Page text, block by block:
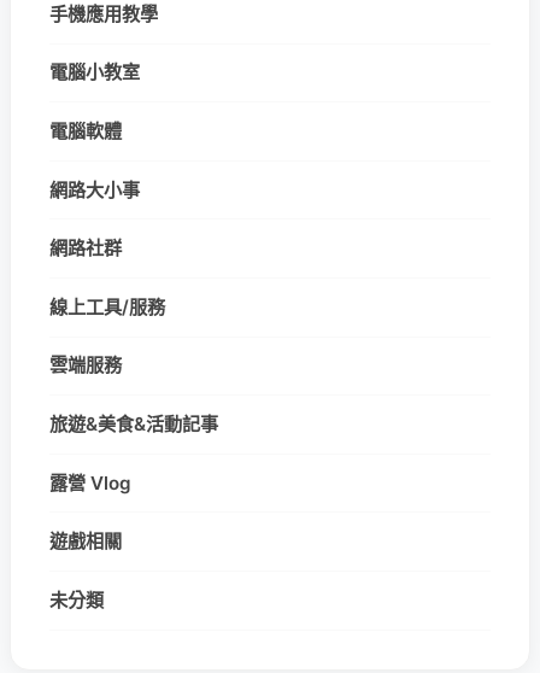
手機應用教學
電腦小教室
電腦軟體
網路大小事
網路社群
線上工具/服務
雲端服務
旅遊&美食&活動記事
露營 Vlog
遊戲相關
未分類